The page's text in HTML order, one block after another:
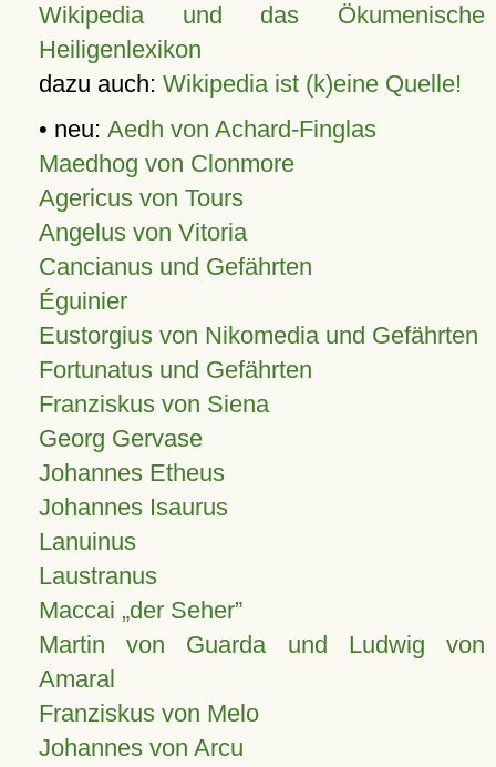
Wikipedia und das Ökumenische
Heiligenlexikon
dazu auch: Wikipedia ist (k)eine Quelle!
• neu: Aedh von Achard-Finglas
Maedhog von Clonmore
Agericus von Tours
Angelus von Vitoria
Cancianus und Gefährten
Éguinier
Eustorgius von Nikomedia und Gefährten
Fortunatus und Gefährten
Franziskus von Siena
Georg Gervase
Johannes Etheus
Johannes Isaurus
Lanuinus
Laustranus
Maccai „der Seher”
Martin von Guarda und Ludwig von
Amaral
Franziskus von Melo
Johannes von Arcu